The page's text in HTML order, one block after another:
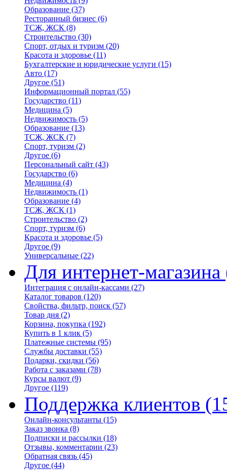
Образование (37)
Ресторанный бизнес (6)
ТСЖ, ЖСК (8)
Строительство (30)
Спорт, отдых и туризм (20)
Красота и здоровье (11)
Бухгалтерские и юридические услуги (15)
Авто (17)
Другое (51)
Информационный портал (55)
Государство (11)
Медицина (5)
Недвижимость (5)
Образование (13)
ТСЖ, ЖСК (7)
Спорт, туризм (2)
Другое (6)
Персональный сайт (43)
Государство (6)
Медицина (4)
Недвижимость (1)
Образование (4)
ТСЖ, ЖСК (1)
Строительство (2)
Спорт, туризм (6)
Красота и здоровье (5)
Другое (9)
Универсальные (22)
Для интернет-магазина
Интеграция с онлайн-кассами (27)
Каталог товаров (120)
Свойства, фильтр, поиск (57)
Товар дня (2)
Корзина, покупка (192)
Купить в 1 клик (5)
Платежные системы (95)
Службы доставки (55)
Подарки, скидки (56)
Работа с заказами (78)
Курсы валют (9)
Другое (119)
Поддержка клиентов
Онлайн-консультанты (15)
Заказ звонка (8)
Подписки и рассылки (18)
Отзывы, комментарии (23)
Обратная связь (45)
Другое (44)